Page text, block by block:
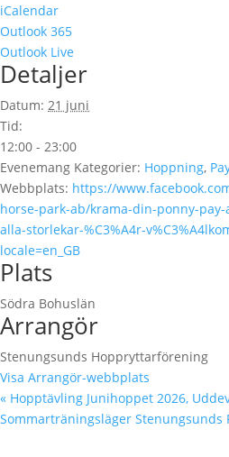
iCalendar
Outlook 365
Outlook Live
Detaljer
Datum: 21 juni
Tid:
12:00 - 23:00
Evenemang Kategorier: Hoppning,
Webbplats: https://
horse-park-ab/krama-din-ponny-
alla-storlekar-%C3%A4r-
locale=en_GB
Plats
Södra Bohuslän
Arrangör
Stenungsunds Hoppryttarförening
Visa Arrangör-webbplats
« Hopptävling Junihoppet 2026,
Sommarträningsläger Stenungsunds